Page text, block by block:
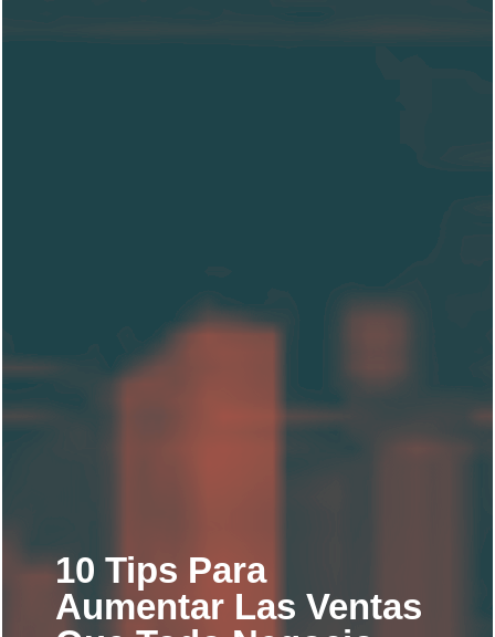
10 Tips Para
Aumentar Las Ventas